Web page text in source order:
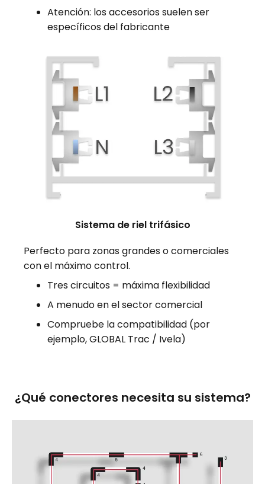
Atención: los accesorios suelen ser
específicos del fabricante
Sistema de riel trifásico
Perfecto para zonas grandes o comerciales
con el máximo control.
Tres circuitos = máxima flexibilidad
A menudo en el sector comercial
Compruebe la compatibilidad (por
ejemplo, GLOBAL Trac / Ivela)
¿Qué conectores necesita su sistema?